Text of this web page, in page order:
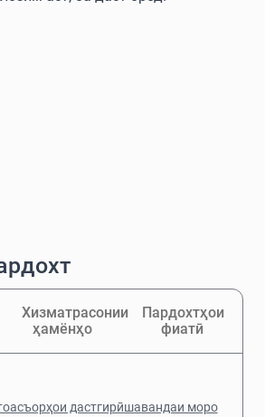
Хизматрасонии
ҳамёнҳо
Пардохтҳои
фиатӣ
дастгирӣшавандаи моро